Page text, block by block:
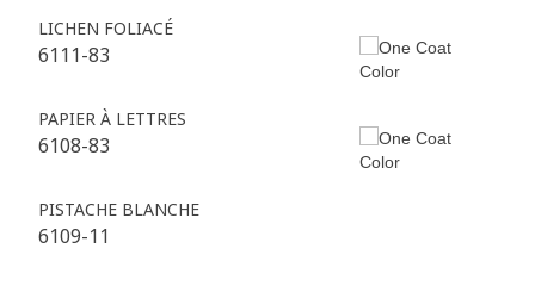
LICHEN FOLIACÉ
6111-83
PAPIER À LETTRES
6108-83
PISTACHE BLANCHE
6109-11